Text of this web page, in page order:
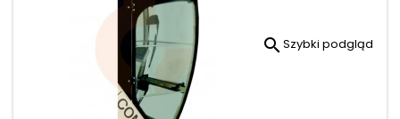
 Szybki podgląd